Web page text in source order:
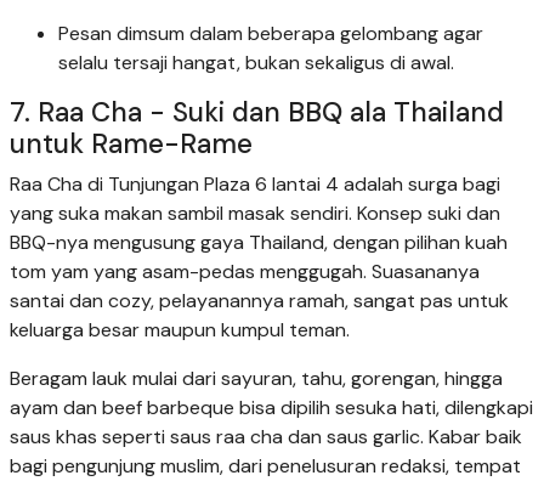
Pesan dimsum dalam beberapa gelombang agar
selalu tersaji hangat, bukan sekaligus di awal.
7. Raa Cha - Suki dan BBQ ala Thailand
untuk Rame-Rame
Raa Cha di Tunjungan Plaza 6 lantai 4 adalah surga bagi
yang suka makan sambil masak sendiri. Konsep suki dan
BBQ-nya mengusung gaya Thailand, dengan pilihan kuah
tom yam yang asam-pedas menggugah. Suasananya
santai dan cozy, pelayanannya ramah, sangat pas untuk
keluarga besar maupun kumpul teman.
Beragam lauk mulai dari sayuran, tahu, gorengan, hingga
ayam dan beef barbeque bisa dipilih sesuka hati, dilengkapi
saus khas seperti saus raa cha dan saus garlic. Kabar baik
bagi pengunjung muslim, dari penelusuran redaksi, tempat